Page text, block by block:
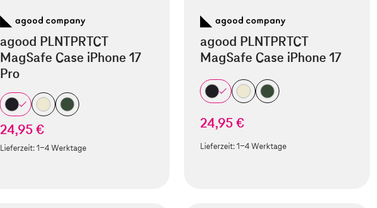
agood PLNTPRTCT
MagSafe Case iPhone 17
Pro
24,95 €
Lieferzeit:1-4 Werktage
agood PLNTPRTCT
MagSafe Case iPhone 17
24,95 €
Lieferzeit:1-4 Werktage